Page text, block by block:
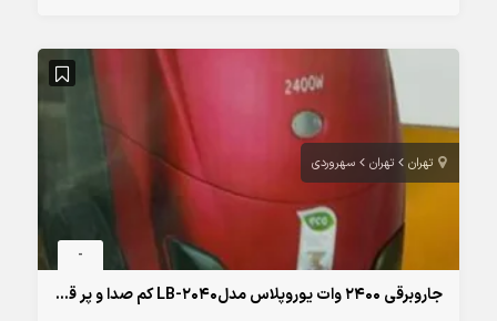
تهران تهران سهروردی
-
جاروبرقی 2400 وات یوروپلاس مدلLB-2040 کم صدا و پر قدرت